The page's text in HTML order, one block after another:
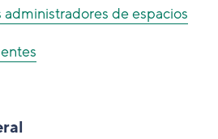
de espacios